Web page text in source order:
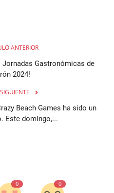
ANTERIOR
Jornadas Gastronómicas de
2024!
Beach Games ha sido un
Este domingo,...
0 0